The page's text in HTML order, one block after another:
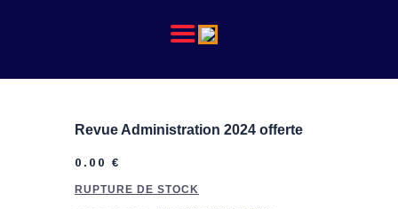
NOS ACTIONS
REVUE ADMINISTRATION
Revue Administration 2024 offerte
0 . 00 €
RUPTURE DE STOCK